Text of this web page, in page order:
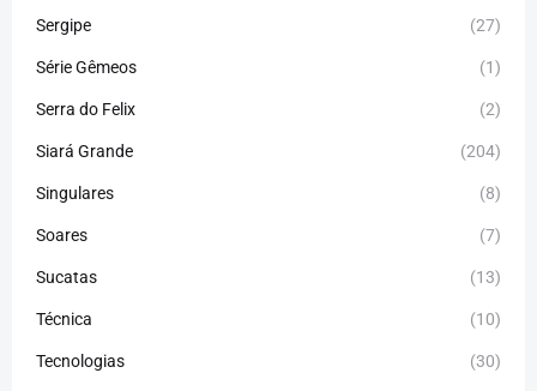
Sergipe (27)
Série Gêmeos (1)
Serra do Felix (2)
Siará Grande (204)
Singulares (8)
Soares (7)
Sucatas (13)
Técnica (10)
Tecnologias (30)